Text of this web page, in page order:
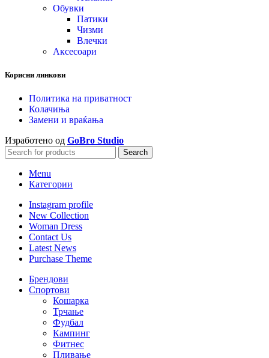
Обувки
Патики
Чизми
Влечки
Аксесоари
Корисни линкови
Политика на приватност
Колачиња
Замени и враќања
Изработено од GoBro Studio
Search
Menu
Категории
Instagram profile
New Collection
Woman Dress
Contact Us
Latest News
Purchase Theme
Брендови
Спортови
Кошарка
Трчање
Фудбал
Кампинг
Фитнес
Пливање